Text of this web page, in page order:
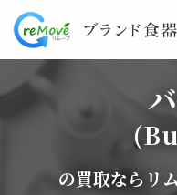
の買取ならリ